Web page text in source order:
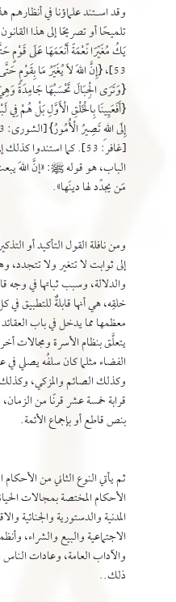
وقد اسـتند علماؤنا في
تلميحًا أو تصريحًا إلى هذا
يَكُ مُغَيِّرًا نِّعْمَةً أَنْعَمَهَا عَلَى قَوْمٍ
[غافر: 53]. كما
الباب، هو قوله ﷺ: «إنَّ اللهَ
مَن يجدِّد لها دينَها».
ومن نافلة القول التأكيد أو
إلى ثوابت لا تتغير ولا تتجدد،
والدلالة، وسبب ثباتها في وجه
خلقِه، هي أنها قابلةٌ للتطبيق
معظمها مما يدخل في باب
يتعلَّق بنظام الأسرة ومجالات
الفضاء مثلما كان سلفُه يصلي
وكذلك الصائم والمزكي،
قرابة خمسة عشر قرنًا من
بنص قاطع أو بإجماع الأئمة.
ثم يأتي النوع الثاني من الأحكام
الأحكام المختصة بمجالات
المدنية والدستورية والجنائية
الاجتماعية والبيع والشراء،
والآداب العامة، وعادات
ذلك..